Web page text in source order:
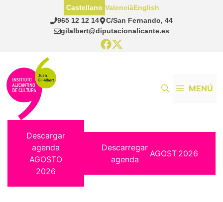
965 12 12 14
C/San Fernando, 44
gilalbert@diputacionalicante.es
Castellano ValenciàEnglish
MENÚ
Descargar
agenda
AGOSTO
2026
Descarregar
agenda
AGOST 2026